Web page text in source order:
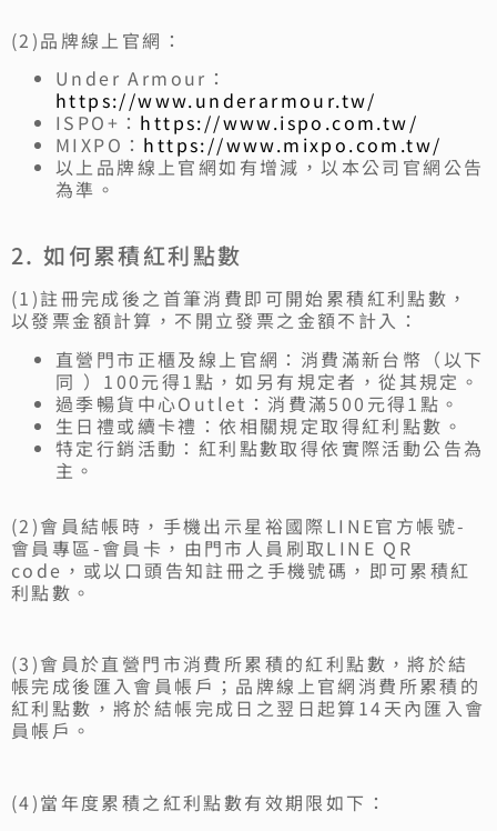
(2)品牌線上官網：
Under Armour：
https://www.underarmour.tw/
ISPO+： https://www.ispo.com.tw/
MIXPO： https://www.mixpo.com.tw/
以上品牌線上官網如有增減，以本公司官網公告
為準。
2. 如何累積紅利點數
(1)註冊完成後之首筆消費即可開始累積紅利點數，
以發票金額計算，不開立發票之金額不計入：
直營門市正櫃及線上官網：消費滿新台幣（以下
同 ）100元得1點，如另有規定者，從其規定。
過季暢貨中心Outlet：消費滿500元得1點。
生日禮或續卡禮：依相關規定取得紅利點數。
特定行銷活動：紅利點數取得依實際活動公告為
主。
(2)會員結帳時，手機出示星裕國際LINE官方帳號-
會員專區-會員卡，由門市人員刷取LINE QR
code，或以口頭告知註冊之手機號碼，即可累積紅
利點數。
(3)會員於直營門市消費所累積的紅利點數，將於結
帳完成後匯入會員帳戶；品牌線上官網消費所累積的
紅利點數，將於結帳完成日之翌日起算14天內匯入會
員帳戶。
(4)當年度累積之紅利點數有效期限如下：